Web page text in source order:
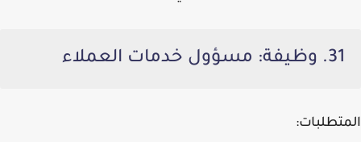
31. وظيفة: مسؤول خدمات العملاء
المتطلبات: